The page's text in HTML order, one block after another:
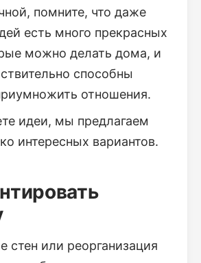
помните, что даже
есть много прекрасных
можно делать дома, и
способны
отношения.
идеи, мы предлагаем
интересных вариантов.
стен или реорганизация